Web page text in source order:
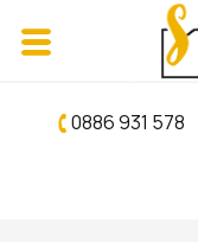
0886 931 578